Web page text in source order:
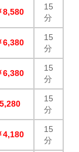
8,580
15
分
6,380
15
分
6,380
15
分
15
分
4,180
15
分